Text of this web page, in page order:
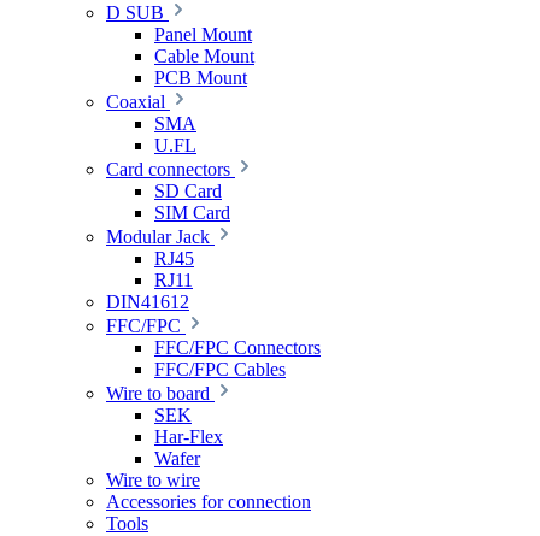
D SUB
Panel Mount
Cable Mount
PCB Mount
Coaxial
SMA
U.FL
Card connectors
SD Card
SIM Card
Modular Jack
RJ45
RJ11
DIN41612
FFC/FPC
FFC/FPC Connectors
FFC/FPC Cables
Wire to board
SEK
Har-Flex
Wafer
Wire to wire
Accessories for connection
Tools